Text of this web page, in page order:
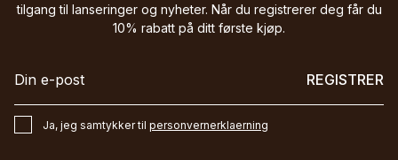
tilgang til lanseringer og nyheter. Når du registrerer deg får du
10% rabatt på ditt første kjøp.
REGISTRER
Ja, jeg samtykker til personvernerklaerning